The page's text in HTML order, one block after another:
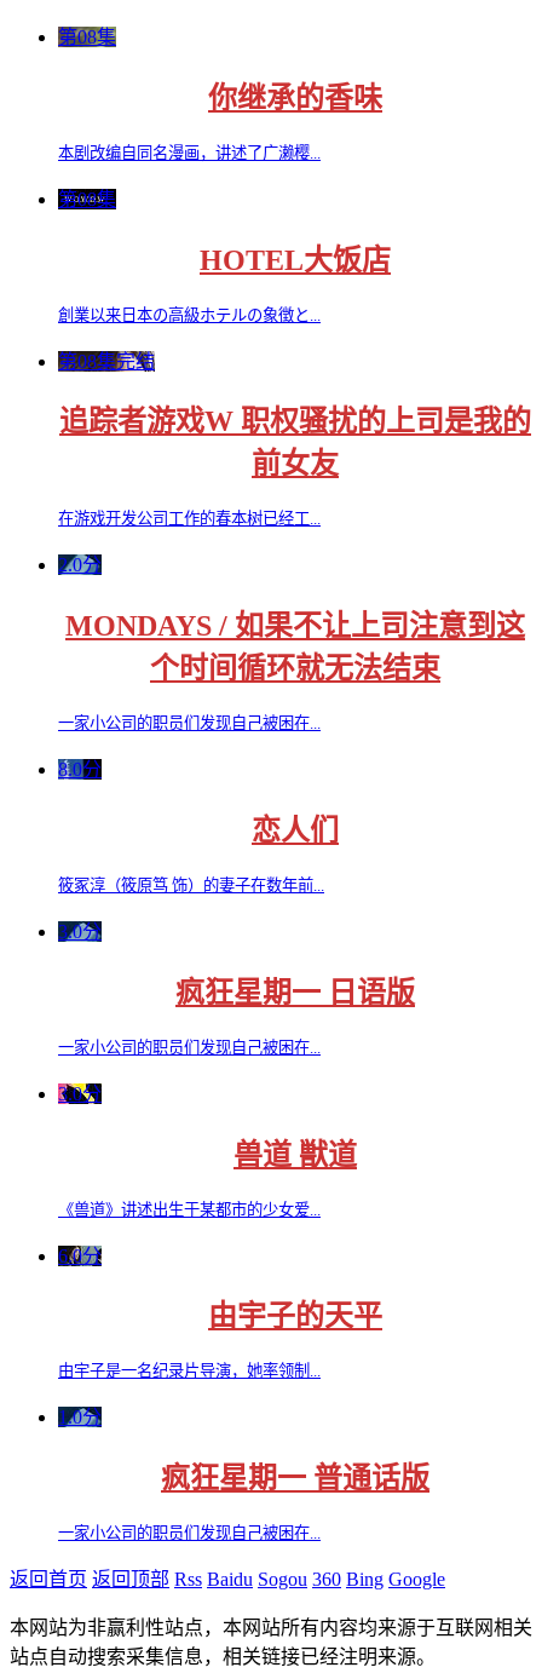
第08集
你继承的香味
本剧改编自同名漫画，讲述了广濑樱...
第08集
HOTEL大饭店
創業以来日本の高級ホテルの象徴と...
第08集完结
追踪者游戏W 职权骚扰的上司是我的
前女友
在游戏开发公司工作的春本树已经工...
2.0分
MONDAYS / 如果不让上司注意到这
个时间循环就无法结束
一家小公司的职员们发现自己被困在...
8.0分
恋人们
筱冢淳（筱原笃 饰）的妻子在数年前...
3.0分
疯狂星期一 日语版
一家小公司的职员们发现自己被困在...
3.0分
兽道 獣道
《兽道》讲述出生于某都市的少女爱...
6.0分
由宇子的天平
由宇子是一名纪录片导演，她率领制...
1.0分
疯狂星期一 普通话版
一家小公司的职员们发现自己被困在...
返回首页 返回顶部 Rss Baidu Sogou 360 Bing Google
本网站为非赢利性站点，本网站所有内容均来源于互联网相关
站点自动搜索采集信息，相关链接已经注明来源。